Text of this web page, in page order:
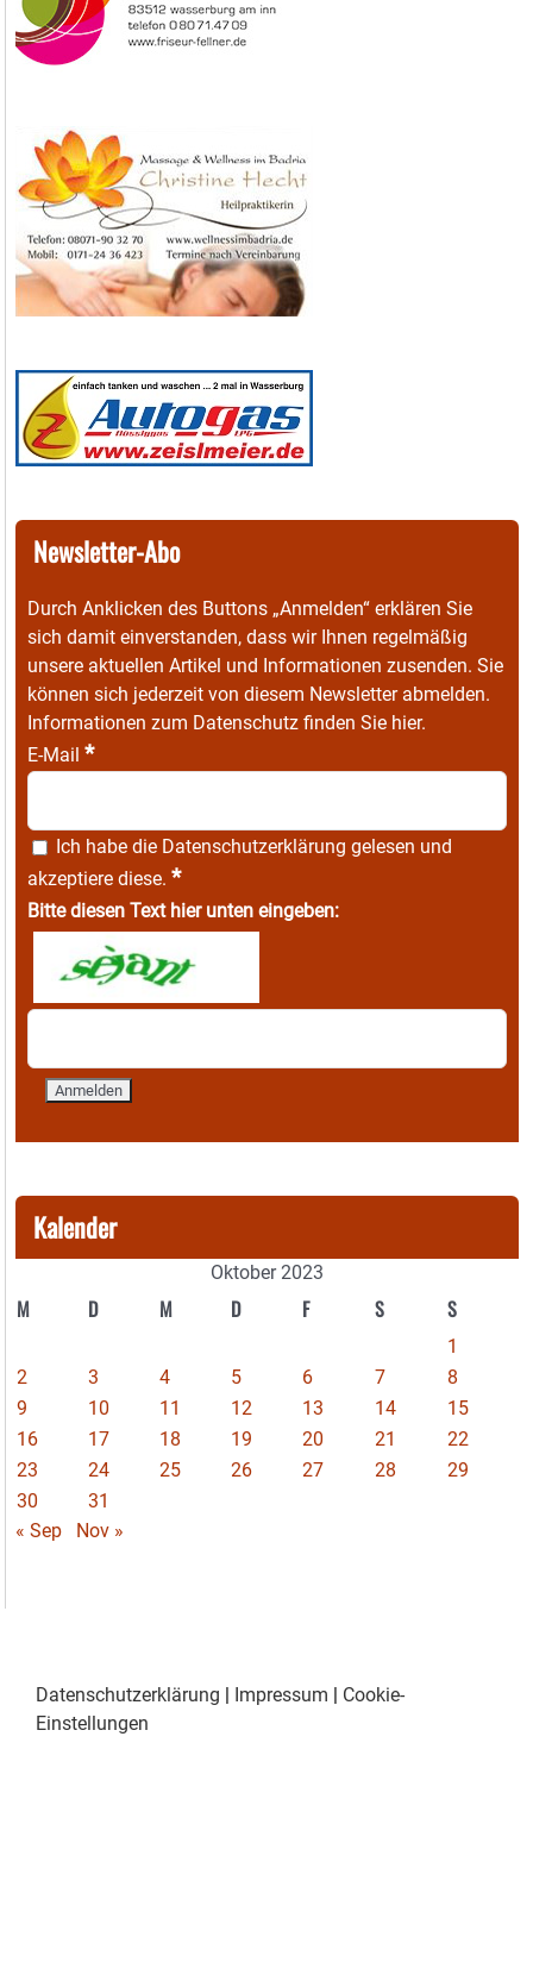
Newsletter-Abo
Durch Anklicken des Buttons „Anmelden“ erklären Sie
sich damit einverstanden, dass wir Ihnen regelmäßig
unsere aktuellen Artikel und Informationen zusenden. Sie
können sich jederzeit von diesem Newsletter abmelden.
Informationen zum Datenschutz finden Sie hier.
E-Mail *
Ich habe die Datenschutzerklärung gelesen und
akzeptiere diese. *
Bitte diesen Text hier unten eingeben:
Kalender
Oktober 2023
M D M D F S S
1
2
3 4 5 6 7
8
9
10 11 12 13 14
15
16
17 18 19 20 21
22
23
24 25 26 27 28
29
30
31
« Sep
Nov »
Datenschutzerklärung | Impressum | Cookie-
Einstellungen